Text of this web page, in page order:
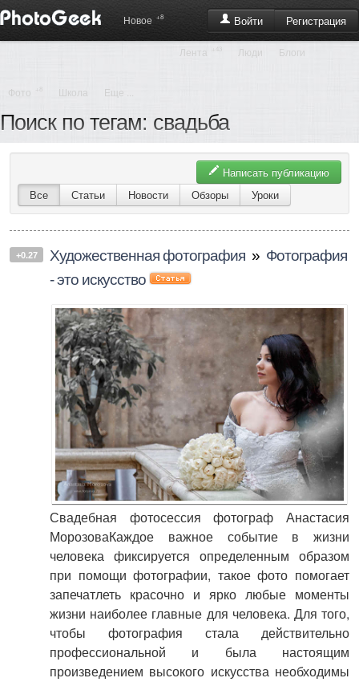
Войти Регистрация
Новое +8
Лента +43 Люди Блоги
Фото Школа Еще ...
Поиск по тегам: свадьба
Написать публикацию
Все
Статьи Новости Обзоры Уроки
+0.27 Художественная фотография » Фотография
- это искусство
Свадебная фотосессия фотограф Анастасия
МорозоваКаждое важное событие в жизни
человека фиксируется определенным образом
при помощи фотографии, такое фото помогает
запечатлеть красочно и ярко любые моменты
жизни наиболее главные для человека. Для того,
чтобы фотография стала действительно
профессиональной и была настоящим
произведением высокого искусства необходимы